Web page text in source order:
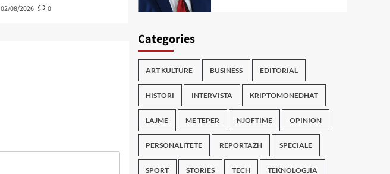
02/08/2026 0
Categories
ART KULTURE BUSINESS EDITORIAL
HISTORI INTERVISTA KRIPTOMONEDHAT
LAJME ME TEPER NJOFTIME OPINION
PERSONALITETE REPORTAZH SPECIALE
SPORT STORIES TECH TEKNOLOGJIA